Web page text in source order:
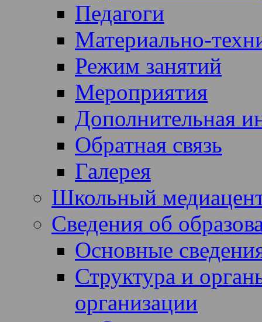
Педагоги
Материально-
Режим занятий
Мероприятия
Дополнительная
Обратная связь
Галерея
Школьный
Сведения об
Основные
Структура и
организации